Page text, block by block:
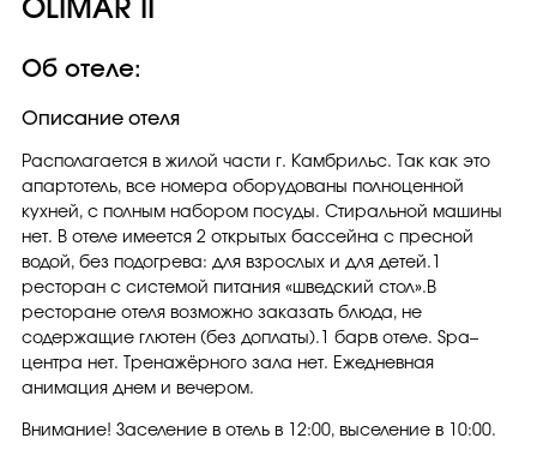
OLIMAR II
Об отеле:
Описание отеля
Располагается в жилой части г. Камбрильс. Так как это
апартотель, все номера оборудованы полноценной
кухней, с полным набором посуды. Стиральной машины
нет. В отеле имеется 2 открытых бассейна с пресной
водой, без подогрева: для взрослых и для детей.1
ресторан с системой питания «шведский стол».В
ресторане отеля возможно заказать блюда, не
содержащие глютен (без доплаты).1 барв отеле. Spa–
центра нет. Тренажёрного зала нет. Ежедневная
анимация днем и вечером.
Внимание! Заселение в отель в 12:00, выселение в 10:00.